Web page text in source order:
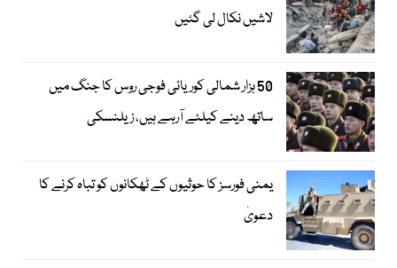
لاشیں نکال لی گئیں
50 ہزار شمالی کوریائی فوجی روس کا جنگ میں
ساتھ دینے کیلئے آرہے ہیں، زیلنسکی
یمنی فورسز کا حوثیوں کے ٹھکانوں کو تباہ کرنے کا
دعویٰ